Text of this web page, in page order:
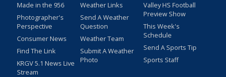
Made in the 956
Photographer's
Perspective
Consumer News
Find The Link
KRGV 5.1 News Live
Stream
Weather Links
Send A Weather
Question
Weather Team
Submit A Weather
Photo
Valley HS Football
Preview Show
This Week's
Schedule
Send A Sports Tip
Sports Staff